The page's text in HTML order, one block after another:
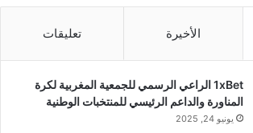
الأخيرة تعليقات
1xBet الراعي الرسمي للجمعية المغربية لكرة
المناورة والداعم الرئيسي للمنتخبات الوطنية
يونيو 24, 2025